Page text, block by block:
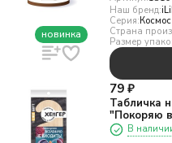
новинка
Наш бренд:
Серия:Космос
Страна
Размер
79 ₽
Табличка
"Покоряю
В